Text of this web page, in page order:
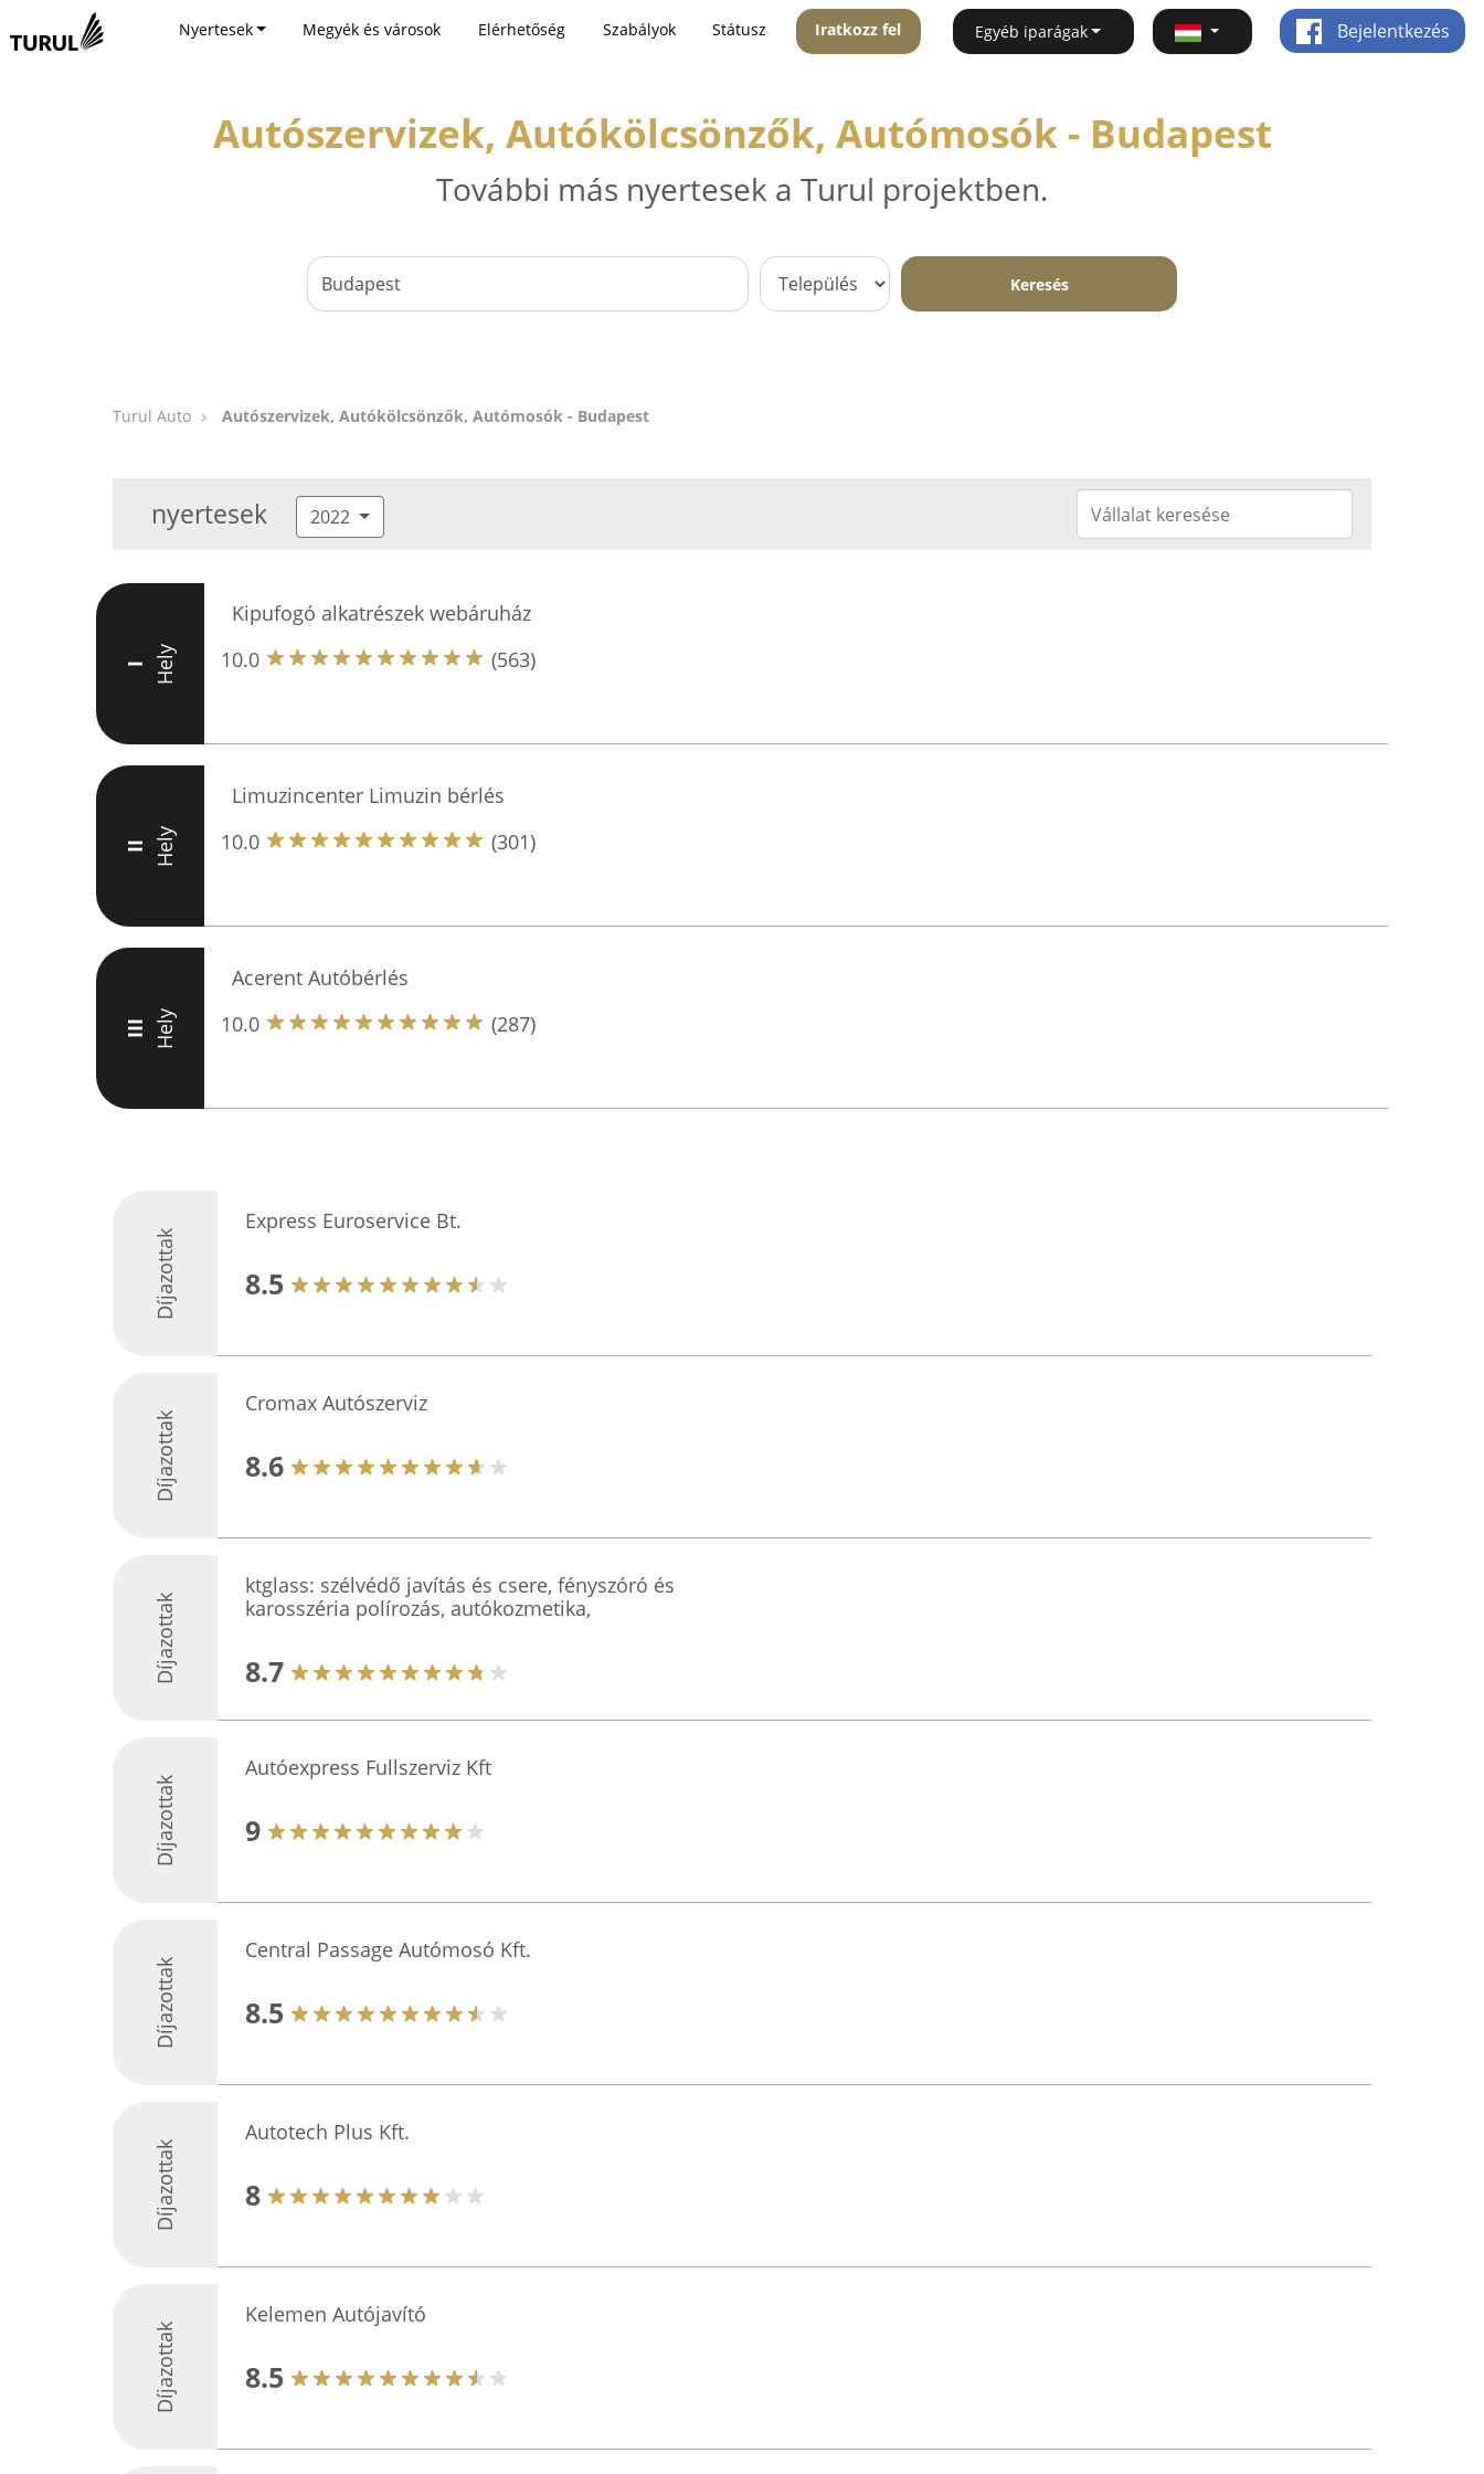
Nyertesek Megyék és városok Elérhetőség Szabályok Státusz Iratkozz fel Egyéb iparágak Bejelentkezés
Autószervizek, Autókölcsönzők, Autómosók - Budapest
További más nyertesek a Turul projektben.
Keresés
Turul Auto Autószervizek, Autókölcsönzők, Autómosók - Budapest
nyertesek 2022
I Hely
Kipufogó alkatrészek webáruház
10.0
(563)
II Hely
Limuzincenter Limuzin bérlés
10.0
(301)
III Hely
Acerent Autóbérlés
10.0
(287)
Díjazottak
Express Euroservice Bt.
8.5
Díjazottak
Cromax Autószerviz
8.6
Díjazottak
ktglass: szélvédő javítás és csere, fényszóró és
karosszéria polírozás, autókozmetika,
8.7
Díjazottak
Autóexpress Fullszerviz Kft
9
Díjazottak
Central Passage Autómosó Kft.
8.5
Díjazottak
Autotech Plus Kft.
8
Díjazottak
Kelemen Autójavító
8.5